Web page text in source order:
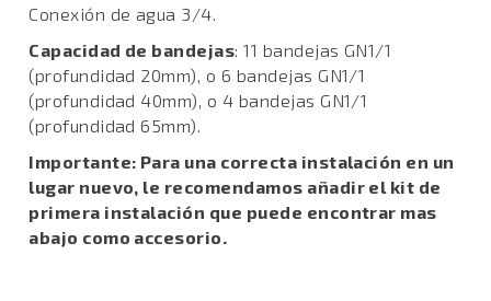
Conexión de agua 3/4.
Capacidad de bandejas: 11 bandejas GN1/1
(profundidad 20mm), o 6 bandejas GN1/1
(profundidad 40mm), o 4 bandejas GN1/1
(profundidad 65mm).
Importante: Para una correcta instalación en un
lugar nuevo, le recomendamos añadir el kit de
primera instalación que puede encontrar mas
abajo como accesorio.